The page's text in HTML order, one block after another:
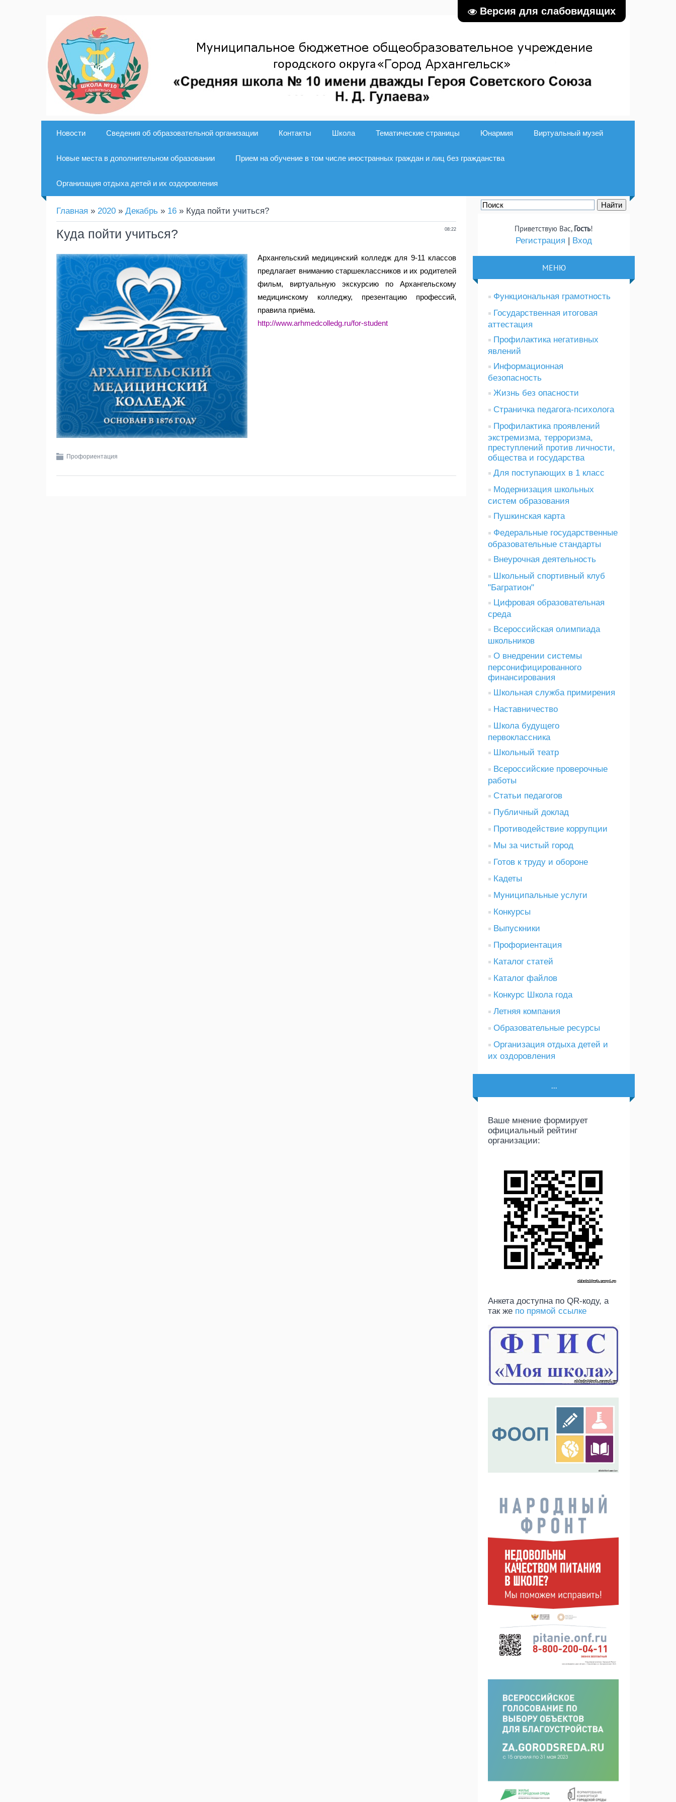
Версия для слабовидящих
Новости Сведения об образовательной организации Контакты Школа Тематические страницы Юнармия Виртуальный музей
Новые места в дополнительном образовании Прием на обучение в том числе иностранных граждан и лиц без гражданства
Организация отдыха детей и их оздоровления
Главная » 2020 » Декабрь » 16 » Куда пойти учиться?
08:22
Куда пойти учиться?
Архангельский медицинский колледж для 9-11 классов
предлагает вниманию старшеклассников и их родителей
фильм, виртуальную экскурсию по Архангельскому
медицинскому колледжу, презентацию профессий,
правила приёма.
http://www.arhmedcolledg.ru/for-student
Профориентация
Приветствую Вас, Гость!
Регистрация | Вход
МЕНЮ
Функциональная грамотность
Государственная итоговая
аттестация
Профилактика негативных
явлений
Информационная
безопасность
Жизнь без опасности
Страничка педагога-психолога
Профилактика проявлений
экстремизма, терроризма,
преступлений против личности,
общества и государства
Для поступающих в 1 класс
Модернизация школьных
систем образования
Пушкинская карта
Федеральные государственные
образовательные стандарты
Внеурочная деятельность
Школьный спортивный клуб
"Багратион"
Цифровая образовательная
среда
Всероссийская олимпиада
школьников
О внедрении системы
персонифицированного
финансирования
Школьная служба примирения
Наставничество
Школа будущего
первоклассника
Школьный театр
Всероссийские проверочные
работы
Статьи педагогов
Публичный доклад
Противодействие коррупции
Мы за чистый город
Готов к труду и обороне
Кадеты
Муниципальные услуги
Конкурсы
Выпускники
Профориентация
Каталог статей
Каталог файлов
Конкурс Школа года
Летняя компания
Образовательные ресурсы
Организация отдыха детей и
их оздоровления
...
Ваше мнение формирует
официальный рейтинг
организации:
Анкета доступна по QR-коду, а
так же по прямой ссылке